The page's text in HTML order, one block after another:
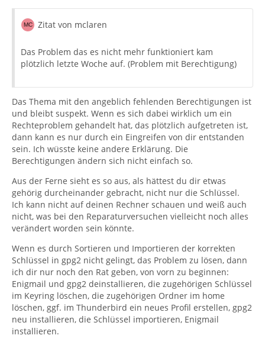
Zitat von mclaren
Das Problem das es nicht mehr funktioniert kam
plötzlich letzte Woche auf. (Problem mit Berechtigung)
Das Thema mit den angeblich fehlenden Berechtigungen ist
und bleibt suspekt. Wenn es sich dabei wirklich um ein
Rechteproblem gehandelt hat, das plötzlich aufgetreten ist,
dann kann es nur durch ein Eingreifen von dir entstanden
sein. Ich wüsste keine andere Erklärung. Die
Berechtigungen ändern sich nicht einfach so.
Aus der Ferne sieht es so aus, als hättest du dir etwas
gehörig durcheinander gebracht, nicht nur die Schlüssel.
Ich kann nicht auf deinen Rechner schauen und weiß auch
nicht, was bei den Reparaturversuchen vielleicht noch alles
verändert worden sein könnte.
Wenn es durch Sortieren und Importieren der korrekten
Schlüssel in gpg2 nicht gelingt, das Problem zu lösen, dann
ich dir nur noch den Rat geben, von vorn zu beginnen:
Enigmail und gpg2 deinstallieren, die zugehörigen Schlüssel
im Keyring löschen, die zugehörigen Ordner im home
löschen, ggf. im Thunderbird ein neues Profil erstellen, gpg2
neu installieren, die Schlüssel importieren, Enigmail
installieren.